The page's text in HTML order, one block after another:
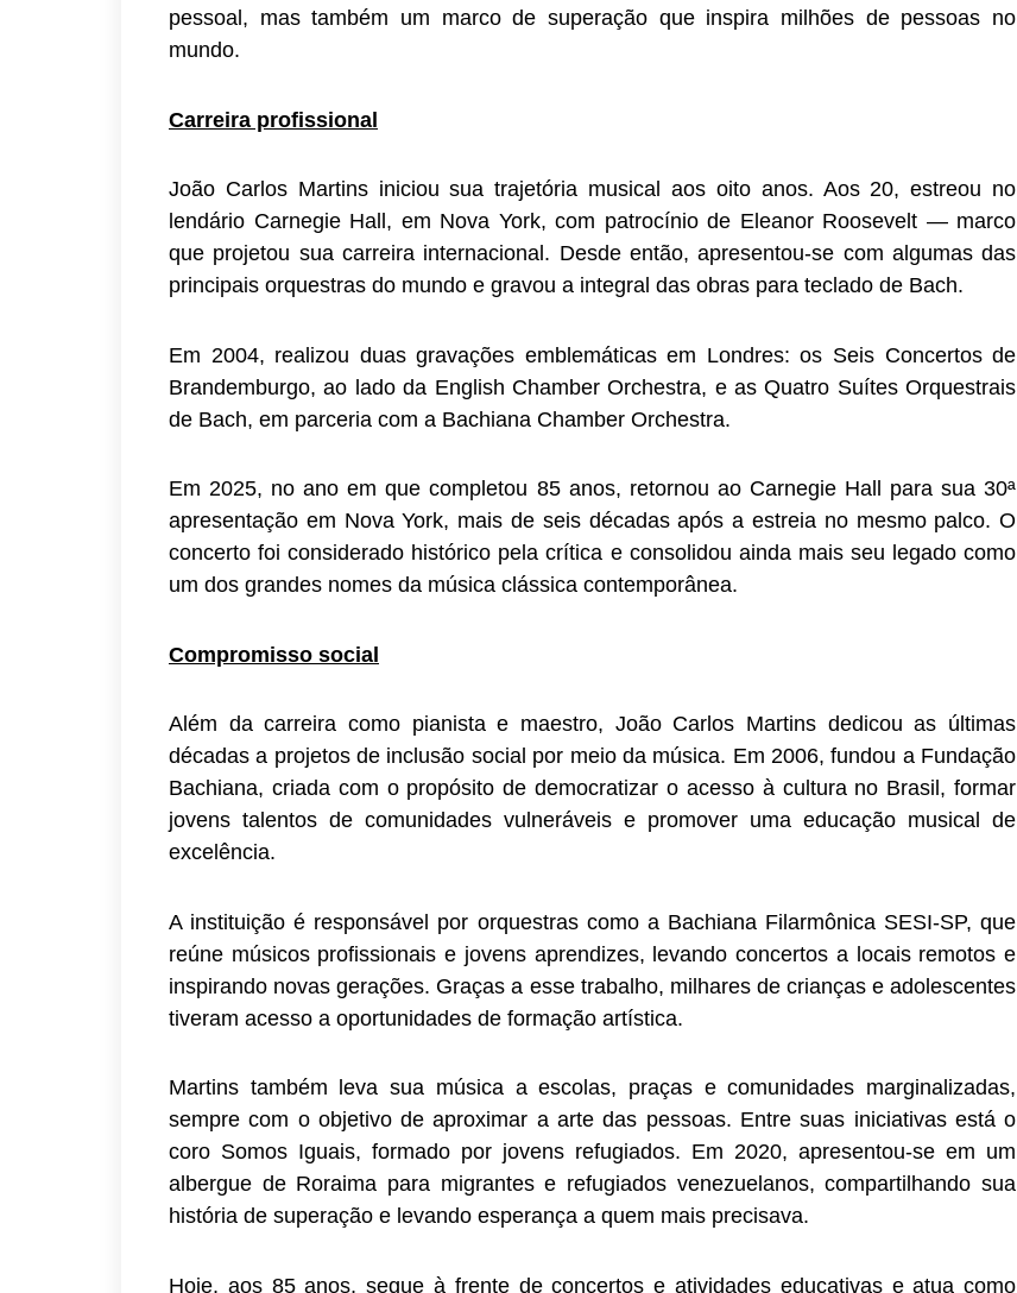
pessoal, mas também um marco de superação que inspira milhões de pessoas no
mundo.
Carreira profissional
João Carlos Martins iniciou sua trajetória musical aos oito anos. Aos 20, estreou no
lendário Carnegie Hall, em Nova York, com patrocínio de Eleanor Roosevelt — marco
que projetou sua carreira internacional. Desde então, apresentou-se com algumas das
principais orquestras do mundo e gravou a integral das obras para teclado de Bach.
Em 2004, realizou duas gravações emblemáticas em Londres: os Seis Concertos de
Brandemburgo, ao lado da English Chamber Orchestra, e as Quatro Suítes Orquestrais
de Bach, em parceria com a Bachiana Chamber Orchestra.
Em 2025, no ano em que completou 85 anos, retornou ao Carnegie Hall para sua 30ª
apresentação em Nova York, mais de seis décadas após a estreia no mesmo palco. O
concerto foi considerado histórico pela crítica e consolidou ainda mais seu legado como
um dos grandes nomes da música clássica contemporânea.
Compromisso social
Além da carreira como pianista e maestro, João Carlos Martins dedicou as últimas
décadas a projetos de inclusão social por meio da música. Em 2006, fundou a Fundação
Bachiana, criada com o propósito de democratizar o acesso à cultura no Brasil, formar
jovens talentos de comunidades vulneráveis e promover uma educação musical de
excelência.
A instituição é responsável por orquestras como a Bachiana Filarmônica SESI-SP, que
reúne músicos profissionais e jovens aprendizes, levando concertos a locais remotos e
inspirando novas gerações. Graças a esse trabalho, milhares de crianças e adolescentes
tiveram acesso a oportunidades de formação artística.
Martins também leva sua música a escolas, praças e comunidades marginalizadas,
sempre com o objetivo de aproximar a arte das pessoas. Entre suas iniciativas está o
coro Somos Iguais, formado por jovens refugiados. Em 2020, apresentou-se em um
albergue de Roraima para migrantes e refugiados venezuelanos, compartilhando sua
história de superação e levando esperança a quem mais precisava.
Hoje, aos 85 anos, segue à frente de concertos e atividades educativas e atua como